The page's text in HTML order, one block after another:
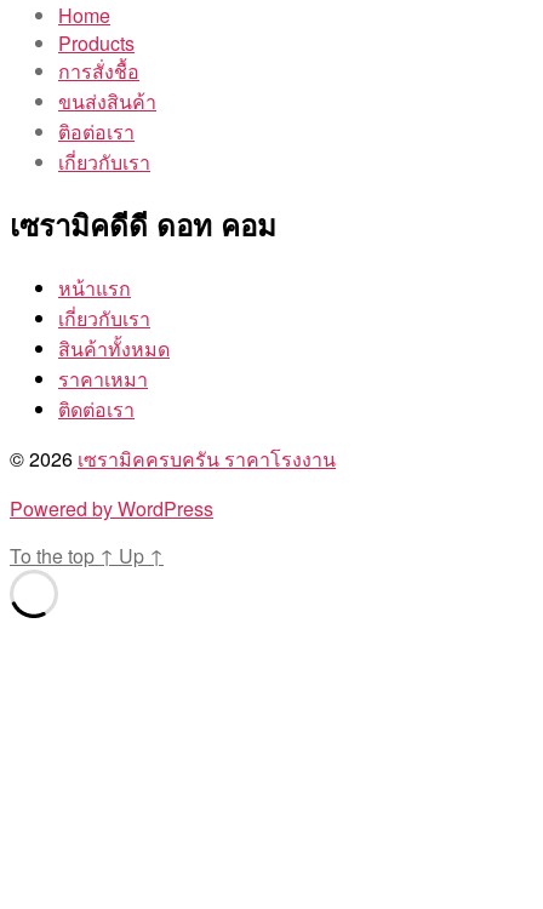
Home
Products
การสั่งชื้อ
ขนส่งสินค้า
ติอต่อเรา
เกี่ยวกับเรา
เซรามิคดีดี ดอท คอม
หน้าแรก
เกี่ยวกับเรา
สินค้าทั้งหมด
ราคาเหมา
ติดต่อเรา
© 2026 เซรามิคครบครัน ราคาโรงงาน
Powered by WordPress
To the top ↑ Up ↑